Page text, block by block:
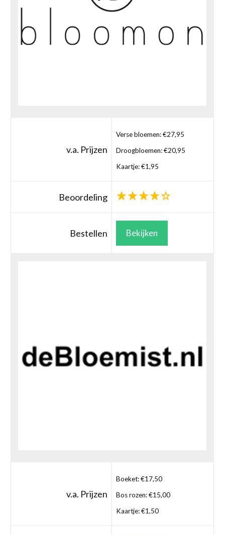
v.a. Prijzen
Verse bloemen: €27,95
Droogbloemen: €20,95
Kaartje: €1,95
Beoordeling
Bestellen Bekijken
v.a. Prijzen
Boeket: €17,50
Bos rozen: €15,00
Kaartje: €1,50